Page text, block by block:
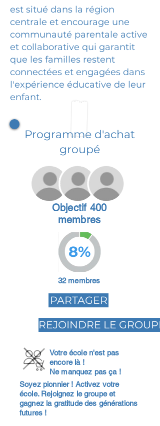
est situé dans la région
centrale et encourage une
communauté parentale active
et collaborative qui garantit
que les familles restent
connectées et engagées dans
l'expérience éducative de leur
enfant.
Programme d'achat
groupé
Objectif 400
membres
8%
32 membres
PARTAGER
REJOINDRE LE GROUPE
Votre école n'est pas
encore là !
Ne manquez pas ça !
Soyez pionnier ! Activez votre
école. Rejoignez le groupe et
gagnez la gratitude des générations
futures !